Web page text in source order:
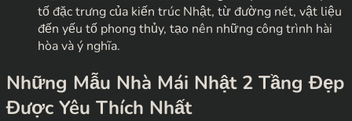
tố đặc trưng của kiến trúc Nhật, từ đường nét, vật liệu
đến yếu tố phong thủy, tạo nên những công trình hài
hòa và ý nghĩa.
Những Mẫu Nhà Mái Nhật 2 Tầng Đẹp
Được Yêu Thích Nhất